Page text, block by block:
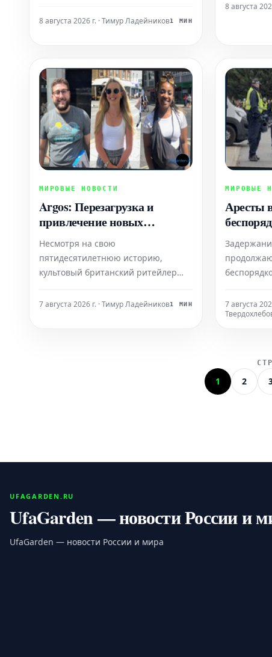
подняться до 35°C. В субботу
большинстве районов Англии и
Уэльса. В Шотландии и Северной
Ирландии б
8 августа 2026 г. · Тимур Ладейников1 МИН
8 августа
МИРОВЫЕ НОВОСТИ
Argos: Перезагрузка и
привлечение новых
покупателей – шанс на
успех?
Несмотря на свою
пятидесятилетнюю историю,
культовый британский ритейлер
трудностями в конкурентной борьбе
7 августа 2026 г. · Тимур Ладейников1 МИН
МИРОВЫЕ
Аресты
третью
в
Норфолк.
7 августа
1 2
UFAGARDEN.RU
UfaGarden — новости России и
UfaGarden — новости России и мира